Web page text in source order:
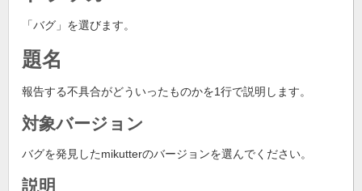
「バグ」を選びます。
題名
報告する不具合がどういったものかを1行で説明します。
対象バージョン
バグを発見したmikutterのバージョンを選んでください。
説明